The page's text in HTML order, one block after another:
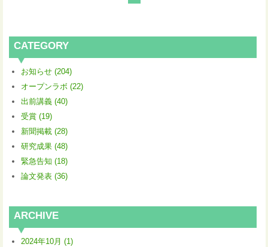
CATEGORY
お知らせ (204)
オープンラボ (22)
出前講義 (40)
受賞 (19)
新聞掲載 (28)
研究成果 (48)
緊急告知 (18)
論文発表 (36)
ARCHIVE
2024年10月 (1)